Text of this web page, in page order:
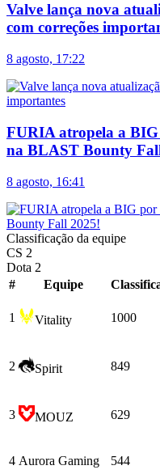
Valve lança nova
com correções
8 agosto, 17:22
FURIA atropela a
na BLAST Bounty
8 agosto, 16:41
Classificação da equipe
CS 2
Dota 2
#
Equipe
1 Vitality 1000
2 Spirit 849
3 MOUZ 629
4 Aurora Gaming 544